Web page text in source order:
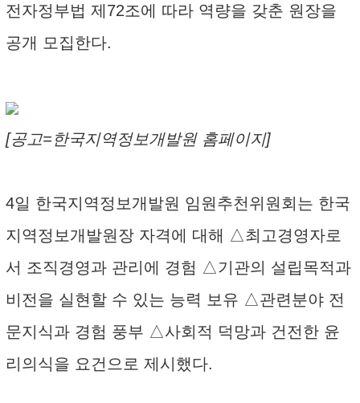
전자정부법 제72조에 따라 역량을 갖춘 원장을
공개 모집한다.
[공고=한국지역정보개발원 홈페이지]
4일 한국지역정보개발원 임원추천위원회는 한국
지역정보개발원장 자격에 대해 △최고경영자로
서 조직경영과 관리에 경험 △기관의 설립목적과
비전을 실현할 수 있는 능력 보유 △관련분야 전
문지식과 경험 풍부 △사회적 덕망과 건전한 윤
리의식을 요건으로 제시했다.